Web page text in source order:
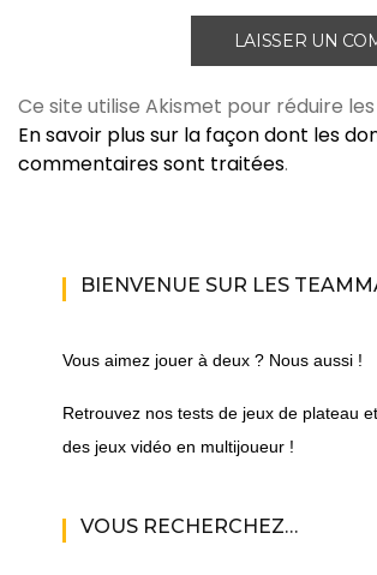
Ce site utilise Akismet pour réduire
En savoir plus sur la façon dont les
commentaires sont traitées.
BIENVENUE SUR LES
Vous aimez jouer à deux ? Nous aussi !
Retrouvez nos tests de jeux de plateau
des jeux vidéo en multijoueur !
VOUS RECHERCHEZ…